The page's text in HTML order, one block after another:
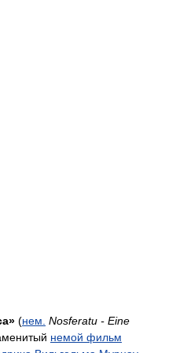
(нем. Nosferatu - Eine
немой фильм